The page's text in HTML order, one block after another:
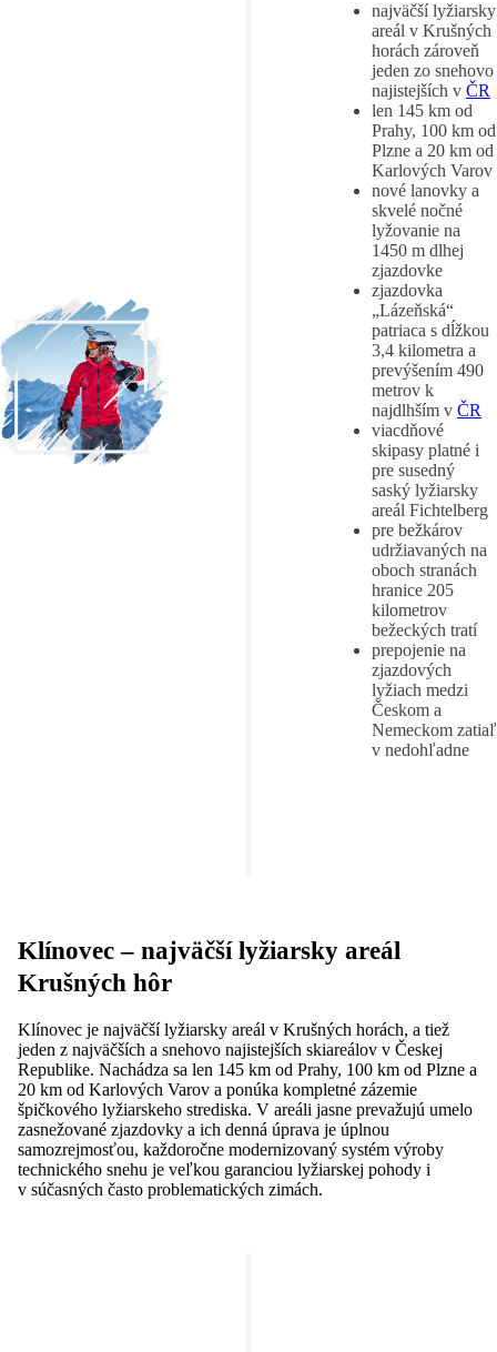
najväčší lyžiarsky
areál v Krušných
horách zároveň
jeden zo snehovo
najistejších v ČR
len 145 km od
Prahy, 100 km od
Plzne a 20 km od
Karlových Varov
nové lanovky a
skvelé nočné
lyžovanie na
1450 m dlhej
zjazdovke
zjazdovka
„Lázeňská“
patriaca s dĺžkou
3,4 kilometra a
prevýšením 490
metrov k
najdlhším v ČR
viacdňové
skipasy platné i
pre susedný
saský lyžiarsky
areál Fichtelberg
pre bežkárov
udržiavaných na
oboch stranách
hranice 205
kilometrov
bežeckých tratí
prepojenie na
zjazdových
lyžiach medzi
Českom a
Nemeckom zatiaľ
v nedohľadne
Klínovec – najväčší lyžiarsky areál
Krušných hôr
Klínovec je najväčší lyžiarsky areál v Krušných horách, a tiež
jeden z najväčších a snehovo najistejších skiareálov v Českej
Republike. Nachádza sa len 145 km od Prahy, 100 km od Plzne a
20 km od Karlových Varov a ponúka kompletné zázemie
špičkového lyžiarskeho strediska. V areáli jasne prevažujú umelo
zasnežované zjazdovky a ich denná úprava je úplnou
samozrejmosťou, každoročne modernizovaný systém výroby
technického snehu je veľkou garanciou lyžiarskej pohody i
v súčasných často problematických zimách.